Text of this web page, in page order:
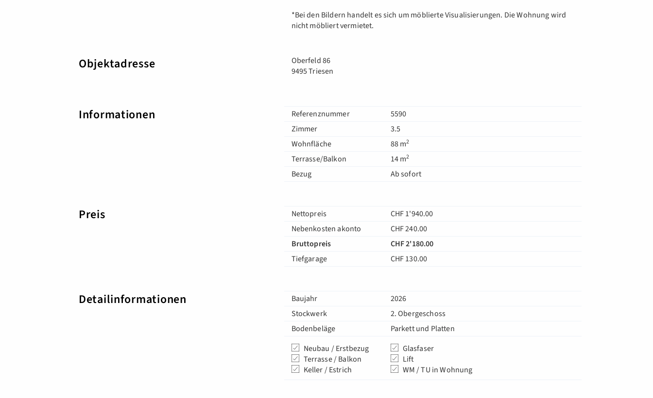
*Bei den Bildern handelt es sich um möblierte Visualisierungen. Die Wohnung wird
nicht möbliert vermietet.
Objektadresse
Oberfeld 86
9495 Triesen
Informationen Referenznummer
5590
Zimmer
3.5
Wohnfläche
88 m2
Terrasse/Balkon 14 m2
Bezug Ab sofort
Preis Nettopreis
CHF 1'940.00
Nebenkosten akonto
CHF 240.00
Bruttopreis
CHF 2'180.00
Tiefgarage
CHF 130.00
Detailinformationen Baujahr
2026
Stockwerk
2. Obergeschoss
Bodenbeläge
Parkett und Platten
Neubau / Erstbezug
Terrasse / Balkon
Keller / Estrich
Glasfaser
Lift
WM / TU in Wohnung